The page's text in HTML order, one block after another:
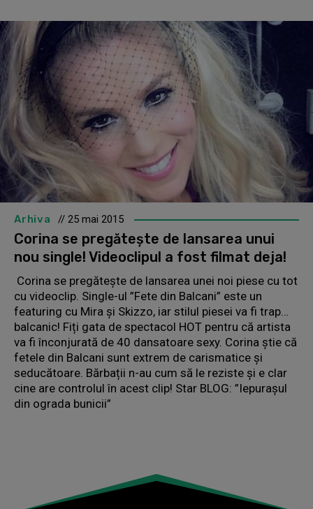
Arhiva // 25 mai 2015
Corina se pregătește de lansarea unui
nou single! Videoclipul a fost filmat deja!
Corina se pregătește de lansarea unei noi piese cu tot
cu videoclip. Single-ul ”Fete din Balcani” este un
featuring cu Mira și Skizzo, iar stilul piesei va fi trap…
balcanic! Fiți gata de spectacol HOT pentru că artista
va fi înconjurată de 40 dansatoare sexy. Corina știe că
fetele din Balcani sunt extrem de carismatice și
seducătoare. Bărbații n-au cum să le reziste și e clar
cine are controlul în acest clip! Star BLOG: ”Iepurașul
din ograda bunicii”